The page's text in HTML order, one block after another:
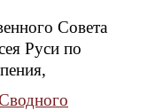
Совета
Руси по